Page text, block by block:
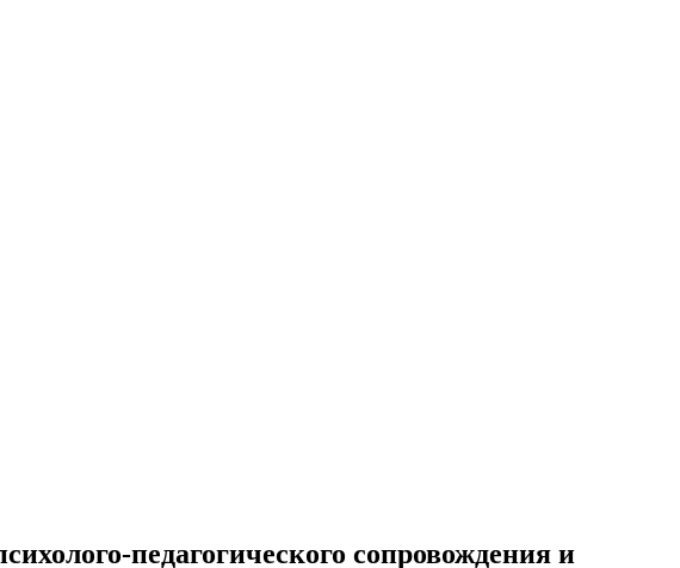
педагогического сопровождения и